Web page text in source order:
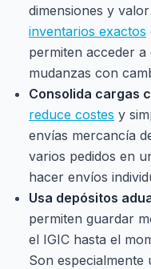
dimensiones y
inventarios exactos
permiten acceder
mudanzas con
Consolida cargas
reduce costes y
envías mercancía
varios pedidos en
hacer envíos
Usa depósitos
permiten guardar
el IGIC hasta el
Son especialmente